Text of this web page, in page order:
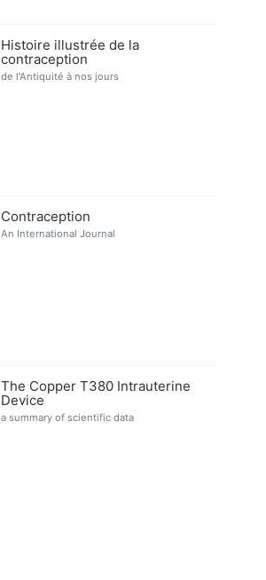
Histoire illustrée de la
contraception
de l'Antiquité à nos jours
Contraception
An International Journal
The Copper T380 Intrauterine
Device
a summary of scientific data